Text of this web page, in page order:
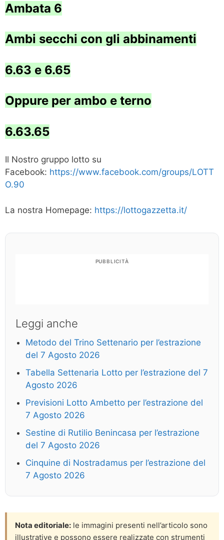
Ambata 6
Ambi secchi con gli abbinamenti
6.63 e 6.65
Oppure per ambo e terno
6.63.65
Il Nostro gruppo lotto su
Facebook: https://www.facebook.com/groups/LOTT
O.90
La nostra Homepage: https://lottogazzetta.it/
PUBBLICITÀ
Leggi anche
Metodo del Trino Settenario per l’estrazione
del 7 Agosto 2026
Tabella Settenaria Lotto per l’estrazione del 7
Agosto 2026
Previsioni Lotto Ambetto per l’estrazione del
7 Agosto 2026
Sestine di Rutilio Benincasa per l’estrazione
del 7 Agosto 2026
Cinquine di Nostradamus per l’estrazione del
7 Agosto 2026
Nota editoriale: le immagini presenti nell’articolo sono
illustrative e possono essere realizzate con strumenti